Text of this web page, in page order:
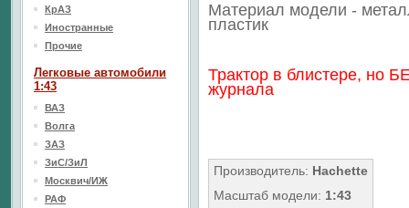
Материал модели -
пластик
Трактор в блистере, но
журнала
Производитель: Hachette
Масштаб модели: 1:43
КрАЗ
Иностранные
Прочие
Легковые автомобили
1:43
ВАЗ
Волга
ЗАЗ
ЗиС/ЗиЛ
Москвич/ИЖ
РАФ